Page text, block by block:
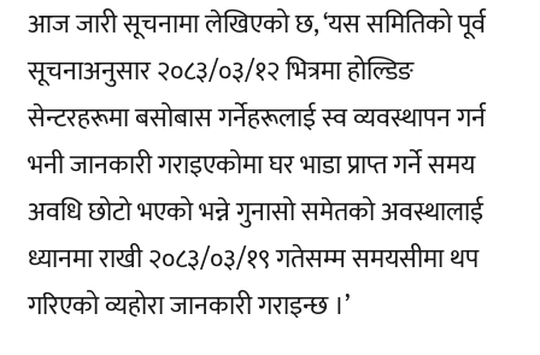
आज जारी सूचनामा लेखिएको छ, ‘यस समितिको पूर्व
सूचनाअनुसार २०८३/०३/१२ भित्रमा होल्डिङ
सेन्टरहरूमा बसोबास गर्नेहरूलाई स्व व्यवस्थापन गर्न
भनी जानकारी गराइएकोमा घर भाडा प्राप्त गर्ने समय
अवधि छोटो भएको भन्ने गुनासो समेतको अवस्थालाई
ध्यानमा राखी २०८३/०३/१९ गतेसम्म समयसीमा थप
गरिएको व्यहोरा जानकारी गराइन्छ ।’